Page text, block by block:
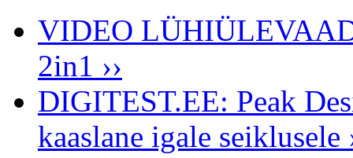
VIDEO
2in1 ››
DIGITEST.EE: Peak
kaaslane igale seiklusele